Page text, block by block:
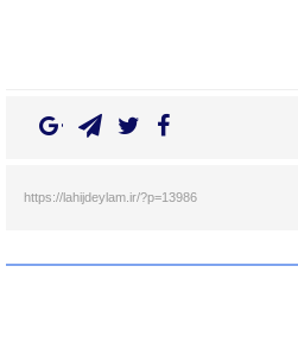
https://lahijdeylam.ir/?p=13986